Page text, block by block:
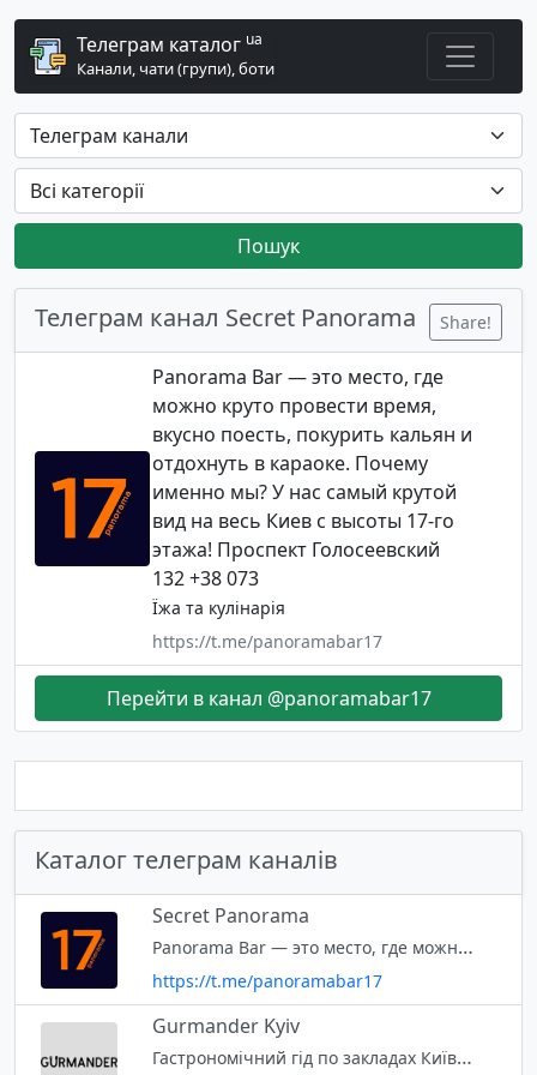
Телеграм каталог ua
Канали, чати (групи), боти
Пошук
Телеграм канал Secret Panorama Share!
Panorama Bar — это место, где
можно круто провести время,
вкусно поесть, покурить кальян и
отдохнуть в караоке. Почему
именно мы? У нас самый крутой
вид на весь Киев с высоты 17-го
этажа! Проспект Голосеевский
132 +38 073
Їжа та кулінарія
https://t.me/panoramabar17
Перейти в канал @panoramabar17
Каталог телеграм каналів
Secret Panorama
Panorama Bar — это место, где можно круто провести время, вкусно поесть, покурить кальян и отдохнуть в караоке. Почему именно мы? У нас самый крутой вид на весь Киев с высоты 17-го этажа! Проспект Голосеевский 132 +38 073
https://t.me/panoramabar17
Gurmander Kyiv
Гастрономічний гід по закладах Київа. Вигідні пропозиції, огляди, знижки, дегустації.